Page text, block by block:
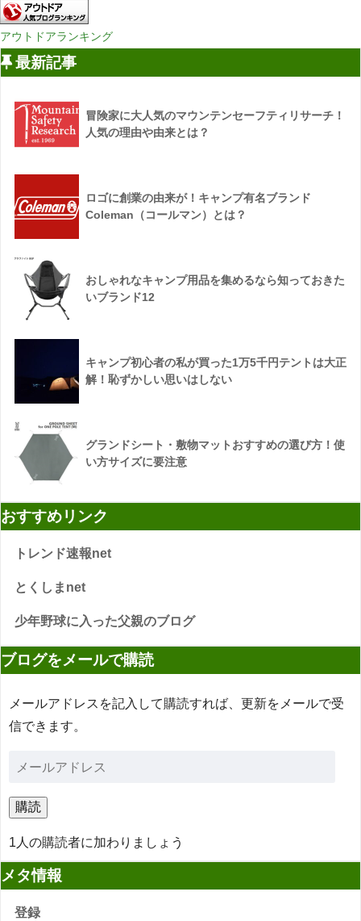
アウトドアランキング
最新記事
冒険家に大人気のマウンテンセーフティリサーチ！
人気の理由や由来とは？
ロゴに創業の由来が！キャンプ有名ブランド
Coleman（コールマン）とは？
おしゃれなキャンプ用品を集めるなら知っておきた
いブランド12
キャンプ初心者の私が買った1万5千円テントは大正
解！恥ずかしい思いはしない
グランドシート・敷物マットおすすめの選び方！使
い方サイズに要注意
おすすめリンク
トレンド速報net
とくしまnet
少年野球に入った父親のブログ
ブログをメールで購読
メールアドレスを記入して購読すれば、更新をメールで受
信できます。
購読
1人の購読者に加わりましょう
メタ情報
登録